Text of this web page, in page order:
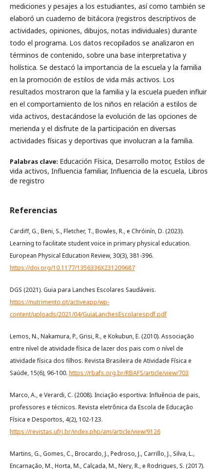
mediciones y pesajes a los estudiantes, así como también se
elaboró ​​un cuaderno de bitácora (registros descriptivos de
actividades, opiniones, dibujos, notas individuales) durante
todo el programa. Los datos recopilados se analizaron en
términos de contenido, sobre una base interpretativa y
holística. Se destacó la importancia de la escuela y la familia
en la promoción de estilos de vida más activos. Los
resultados mostraron que la familia y la escuela pueden influir
en el comportamiento de los niños en relación a estilos de
vida activos, destacándose la evolución de las opciones de
merienda y el disfrute de la participación en diversas
actividades físicas y deportivas que involucran a la familia.
Palabras clave: Educación Física, Desarrollo motor, Estilos de
vida activos, Influencia familiar, Influencia de la escuela, Libros
de registro
Referencias
Cardiff, G., Beni, S., Fletcher, T., Bowles, R., e Chróinín, D. (2023).
Learning to facilitate student voice in primary physical education.
European Physical Education Review, 30(3), 381-396.
https://doi.org/10.1177/1356336X231209687
DGS (2021). Guia para Lanches Escolares Saudáveis.
https://nutrimento.pt/activeapp/wp-
content/uploads/2021/04/GuiaLanchesEscolarespdf.pdf
Lemos, N., Nakamura, P., Grisi, R., e Kokubun, E. (2010). Associação
entre nível de atividade física de lazer dos pais com o nível de
atividade física dos filhos. Revista Brasileira de Atividade Física e
Saúde, 15(6), 96-100. https://rbafs.org.br/RBAFS/article/view/703
Marco, A., e Verardi, C. (2008). Inciação esportiva: Influência de pais,
professores e técnicos. Revista eletrônica da Escola de Educação
Física e Desportos, 4(2), 102-123.
https://revistas.ufrj.br/index.php/am/article/view/9126
Martins, G., Gomes, C., Brocardo, J., Pedroso, J., Carrillo, J., Silva, L.,
Encarnação, M., Horta, M., Calçada, M., Nery, R., e Rodrigues, S. (2017).